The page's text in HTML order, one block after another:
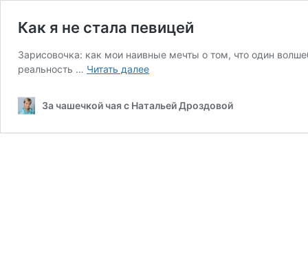
Как я не стала певицей
Зарисовочка: как мои наивные мечты о том, что один
реальность … Читать далееКак
стала
За чашечкой чая с Натальей Дроздовой